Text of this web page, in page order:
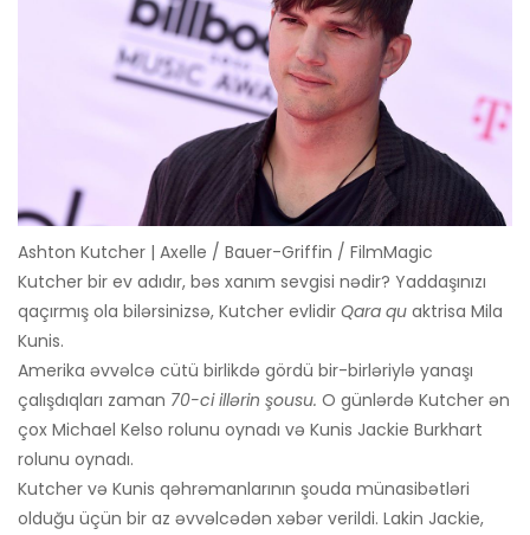
Ashton Kutcher | Axelle / Bauer-Griffin / FilmMagic
Kutcher bir ev adıdır, bəs xanım sevgisi nədir? Yaddaşınızı
qaçırmış ola bilərsinizsə, Kutcher evlidir Qara qu aktrisa Mila
Kunis.
Amerika əvvəlcə cütü birlikdə gördü bir-birləriylə yanaşı
çalışdıqları zaman 70-ci illərin şousu. O günlərdə Kutcher ən
çox Michael Kelso rolunu oynadı və Kunis Jackie Burkhart
rolunu oynadı.
Kutcher və Kunis qəhrəmanlarının şouda münasibətləri
olduğu üçün bir az əvvəlcədən xəbər verildi. Lakin Jackie,